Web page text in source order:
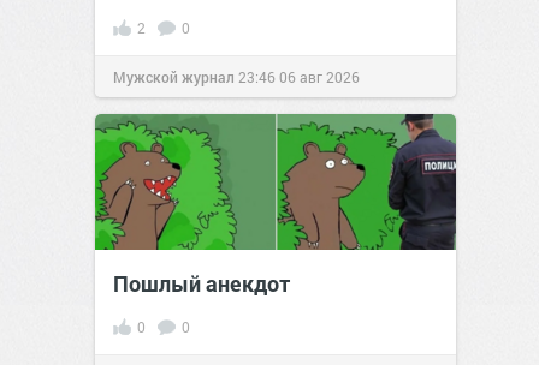
2 0
Мужской журнал 23:4606 авг 2026
Пошлый анекдот
0 0